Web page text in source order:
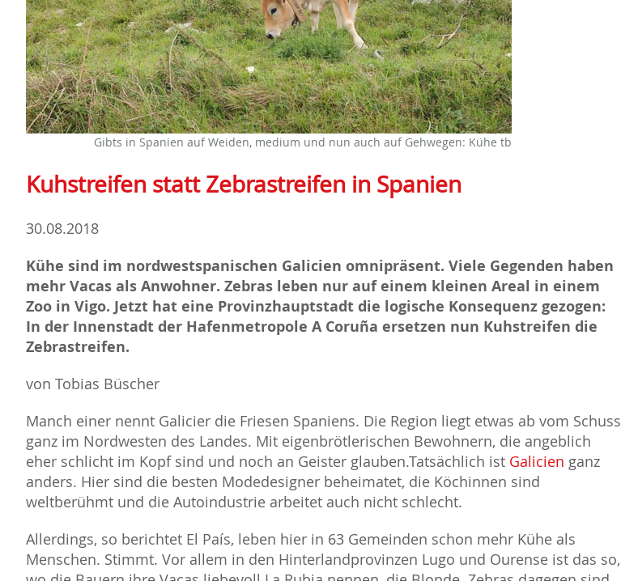
Gibts in Spanien auf Weiden, medium und nun auch auf Gehwegen: Kühe tb
Kuhstreifen statt Zebrastreifen in Spanien
30.08.2018
Kühe sind im nordwestspanischen Galicien omnipräsent. Viele Gegenden haben
mehr Vacas als Anwohner. Zebras leben nur auf einem kleinen Areal in einem
Zoo in Vigo. Jetzt hat eine Provinzhauptstadt die logische Konsequenz gezogen:
In der Innenstadt der Hafenmetropole A Coruña ersetzen nun Kuhstreifen die
Zebrastreifen.
von Tobias Büscher
Manch einer nennt Galicier die Friesen Spaniens. Die Region liegt etwas ab vom Schuss
ganz im Nordwesten des Landes. Mit eigenbrötlerischen Bewohnern, die angeblich
eher schlicht im Kopf sind und noch an Geister glauben.Tatsächlich ist Galicien ganz
anders. Hier sind die besten Modedesigner beheimatet, die Köchinnen sind
weltberühmt und die Autoindustrie arbeitet auch nicht schlecht.
Allerdings, so berichtet El País, leben hier in 63 Gemeinden schon mehr Kühe als
Menschen. Stimmt. Vor allem in den Hinterlandprovinzen Lugo und Ourense ist das so,